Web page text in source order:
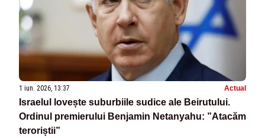
1 iun. 2026, 13:37 Actual
Israelul lovește suburbiile sudice ale Beirutului.
Ordinul premierului Benjamin Netanyahu: ”Atacăm
teroriștii”